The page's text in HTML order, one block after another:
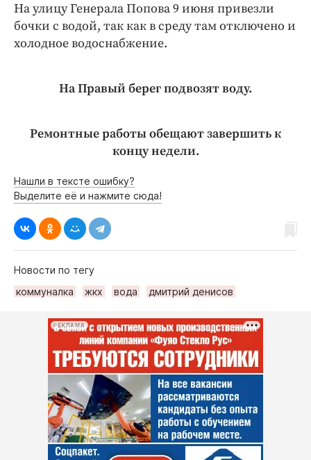
На улицу Генерала Попова 9 июня привезли
бочки с водой, так как в среду там отключено и
холодное водоснабжение.
На Правый берег подвозят воду.
Ремонтные работы обещают завершить к
концу недели.
Нашли в тексте ошибку?
Выделите её и нажмите сюда!
Новости по тегу
коммуналка
жкх вода дмитрий денисов
РЕКЛАМА